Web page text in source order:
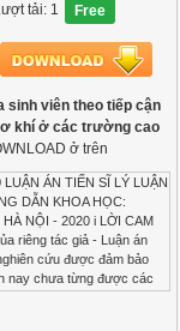
tải: 1 Free
sinh viên theo tiếp cận
khí ở các trường cao
ở trên
công nghệ kỹ thuật cơ khí ........... 58 2.2.1.Chuẩn đầu ra ngành công nghệ công nghệ kỹ thuật cơ khícao đẳng giáo dục nghề nghiệp ............................................................................................................. 58 2.2.2.Đặc điểm mục tiêu, cấu trúc, nội dung chương trình đào tạo hệ cao đẳng ngành công nghệ kỹ thuật cơ khí ....................................................................................... 63 2.2.2.1. Mục tiêu chung ....................................................................................... 63 2.2.2.2. Mục tiêu cụ thể : ..................................................................................... 63 2.2.2.3. Cấu trúc chương trình ............................................................................. 64 2.2.2.4. Qui chế kiểm tra đánh giá kết quả học tập trong giáo dục nghề nghiệp. ............................................................................................................................. 65 2.3. Thực trạng kiểm tra đánh giá kết quả học tập của sinh viên tại các trường cao đẳng trong hệ thống giáo dục nghề nghiệp ................................................................ 65 2.3.1. Về các bài thi kiểm tra đánh giá cuối kỳ: ..................................................... 65 2.3.1.1. Các bài thi kiểm tra điển hình tự luận và thực hành: ............................ 66 2.3.1.2. Nhận xét bài thi kiểm tra đánh giá cuối kỳ: ........................................... 67 2.3.2. Thực trạng kiểm tra đánh giá kết quả học tập của sinh viên tại trường Cao đẳng Công nghệ Thủ Đức thành phố Hồ Chí Minh................................................ 67 2.3.2.1. Kết quả học tập của SV tại trường Cao đẳng Công nghệ Thủ Đức thành phố Hồ Chí Minh:................................................................................................ 68 2.3.2.2. Nhận xét và đánh giá .............................................................................. 70 2.3.3. Thực trạng kiểm tra đánh giá kết quả học tập của sinh viên tại trường Cao đẳng Kinh tế - Kỹ thuật thành phố Hồ Chí Minh: .................................................. 71 2.3.3.1. Kết quả học tập của sinh viên tại trường Cao đẳng Kinh tế - Kỹ thuật thành phố Hồ Chí Minh: ...................................................................................... 71 2.3.3.2. Nhận xét và đánh giá .............................................................................. 74 2.3.4. Thực trạng kiểm tra đánh giá kết quả học tập của sinh viên tại trường Cao đẳng Lý Tự Trọng thành phố Hồ Chí Minh: .......................................................... 75 v 2.3.4.1. Kết quả học tập của sinh viên tại trường Cao đẳng Lý Tự Trọng thành phố Hồ Chí Minh:................................................................................................ 75 2.3.4.2. Nhận xét và đánh giá: ............................................................................. 78 2.4. Nhận xét chung ................................................................................................... 79 2.4.1. Ưu điểm: ....................................................................................................... 79 2.4.2. Hạn chế: ................................................................................................